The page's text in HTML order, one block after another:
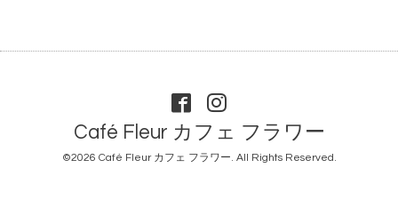
Café Fleur カフェ フラワー
©2026 Café Fleur カフェ フラワー. All Rights Reserved.